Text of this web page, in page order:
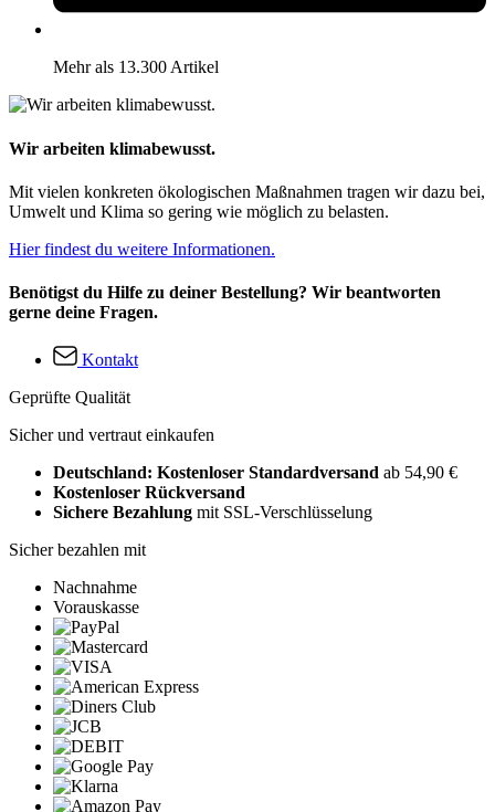
Mehr als 13.300 Artikel
Wir arbeiten klimabewusst.
Mit vielen konkreten ökologischen Maßnahmen tragen wir dazu bei,
Umwelt und Klima so gering wie möglich zu belasten.
Hier findest du weitere Informationen.
Benötigst du Hilfe zu deiner Bestellung? Wir beantworten
gerne deine Fragen.
Kontakt
Geprüfte Qualität
Sicher und vertraut einkaufen
Deutschland: Kostenloser Standardversand ab 54,90 €
Kostenloser Rückversand
Sichere Bezahlung mit SSL-Verschlüsselung
Sicher bezahlen mit
Nachnahme
Vorauskasse